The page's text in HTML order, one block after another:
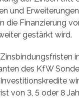
und
die Finanzierung
gestärkt wird.
des KfW
von 3, 5 oder 8